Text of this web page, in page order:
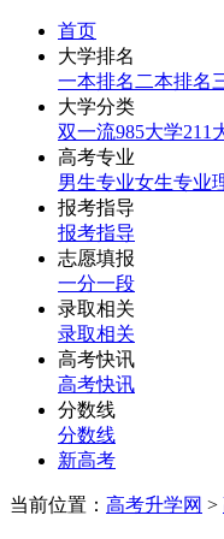
首页
大学排名
一本排名 二本排名
大学分类
双一流985大学211
高考专业
男生专业女生专业
报考指导
报考指导
志愿填报
一分一段
录取相关
录取相关
高考快讯
高考快讯
分数线
分数线
新高考
当前位置： 高考升学网 >